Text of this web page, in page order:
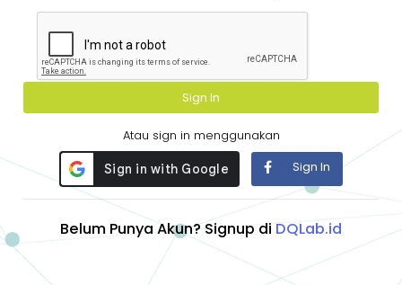
Sign In
Atau sign in menggunakan
Sign In
Belum Punya Akun? Signup di DQLab.id